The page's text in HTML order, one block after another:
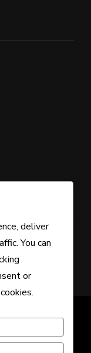
. All Rights
Rara Themes.
deliver
You can
or